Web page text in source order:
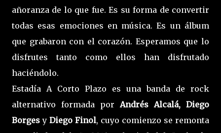
añoranza de lo que fue. Es su forma de convertir
todas esas emociones en música. Es un álbum
que grabaron con el corazón. Esperamos que lo
disfrutes tanto como ellos han disfrutado
haciéndolo.
Estadía A Corto Plazo es una banda de rock
alternativo formada porAndrés Alcalá, Diego
Borgesy Diego Finol, cuyo comienzo se remonta